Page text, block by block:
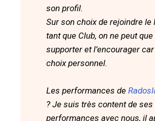
son profil.
Sur son choix de rejoindre le
tant que Club, on ne peut que
supporter et l’encourager
choix personnel.
Les performances de
? Je suis très content de ses
performances avec nous, il